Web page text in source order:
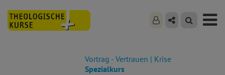
Vortrag - Vertrauen | Krise
Spezialkurs